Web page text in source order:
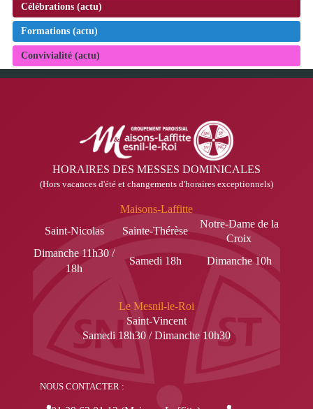
Célébrations (actu)
Formations (actu)
Convivialité (actu)
HORAIRES DES MESSES DOMINICALES
(Hors vacances d'été et changements d'horaires exceptionnels)
Maisons-Laffitte
Saint-Nicolas
Sainte-Thérèse
Notre-Dame de la
Croix
Dimanche 11h30 /
18h
Samedi 18h Dimanche 10h
Le Mesnil-le-Roi
Saint-Vincent
Samedi 18h30 / Dimanche 10h30
NOUS CONTACTER :